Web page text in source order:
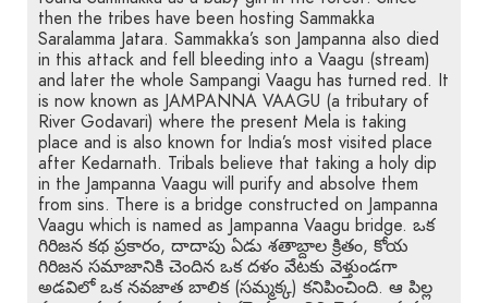
then the tribes have been hosting Sammakka
Saralamma Jatara. Sammakka’s son Jampanna also died
in this attack and fell bleeding into a Vaagu (stream)
and later the whole Sampangi Vaagu has turned red. It
is now known as JAMPANNA VAAGU (a tributary of
River Godavari) where the present Mela is taking
place and is also known for India’s most visited place
after Kedarnath. Tribals believe that taking a holy dip
in the Jampanna Vaagu will purify and absolve them
from sins. There is a bridge constructed on Jampanna
Vaagu which is named as Jampanna Vaagu bridge. ఒక
గిరిజన కథ ప్రకారం, దాదాపు ఏడు శతాబ్దాల క్రితం, కోయ
గిరిజన సమాజానికి చెందిన ఒక దళం వేటకు వెళ్తుండగా
అడవిలో ఒక నవజాత బాలిక (సమ్మక్క) కనిపించింది. ఆ పిల్ల